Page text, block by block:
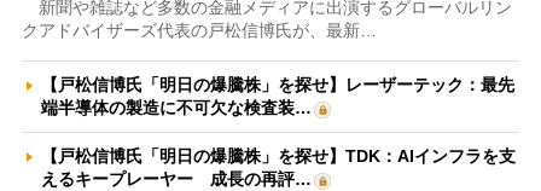
新聞や雑誌など多数の金融メディアに出演するグローバルリン
クアドバイザーズ代表の戸松信博氏が、最新…
【戸松信博氏「明日の爆騰株」を探せ】レーザーテック：最先
端半導体の製造に不可欠な検査装…
【戸松信博氏「明日の爆騰株」を探せ】TDK：AIインフラを支
えるキープレーヤー 成長の再評…